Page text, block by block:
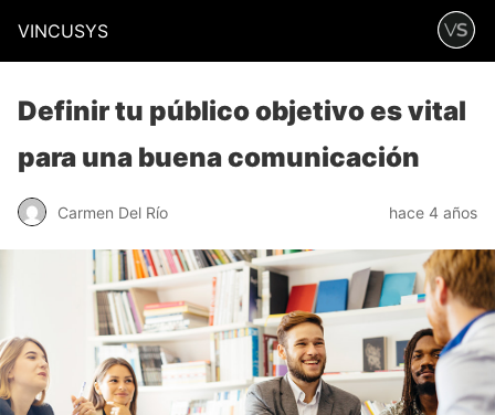
VINCUSYS
Definir tu público objetivo es vital
para una buena comunicación
Carmen Del Río hace 4 años